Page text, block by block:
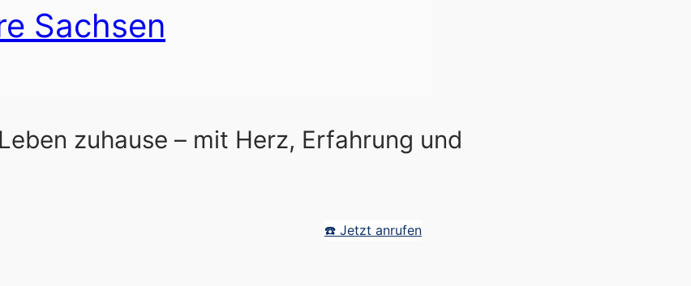
Sachsen
zuhause – mit Herz, Erfahrung und
☎️ Jetzt anrufen